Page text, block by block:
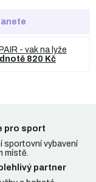
- vak na lyže
820 Kč
pro sport
sportovní vybavení
místě.
partner